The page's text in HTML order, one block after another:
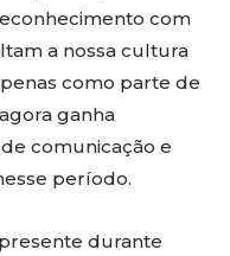
com
a nossa cultura
como parte de
ganha
comunicação e
período.
durante